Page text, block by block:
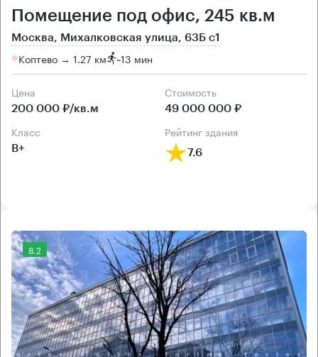
Помещение под офис, 245 кв.м
Москва, Михалковская улица, 63Б с1
Коптево → 1.27 км ~13 мин
Цена
200 000 ₽/кв.м
Cтоимость
49 000 000 ₽
класс
B+
рейтинг здания
7.6
8.2